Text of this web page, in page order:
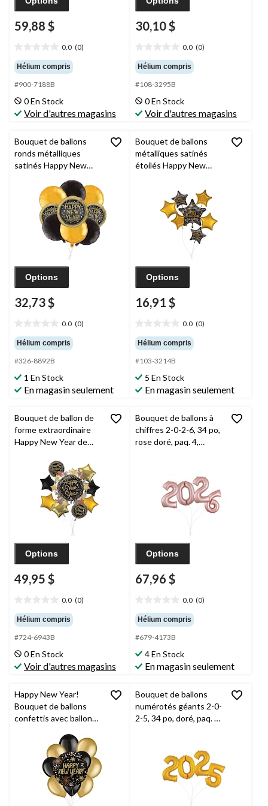
59,88 $
0.0 (0)
étoile(s)
sur
5.
Hélium compris
#900-7188B
0 En Stock
Voir d'autres magasins
30,10 $
0.0 (0)
étoile(s)
sur
5.
Hélium compris
#108-3295B
0 En Stock
Voir d'autres magasins
Bouquet de ballons
ronds métalliques
satinés Happy New
effet métallique,
doré/noir, paq. 9,
gonflage à l’hélium et
ruban inclus, pour veille
du jour de l’An
Options
32,73 $
0.0 (0)
étoile(s)
sur
5.
Hélium compris
#326-8892B
1 En Stock
En magasin seulement
Bouquet de ballons
métalliques satinés
étoilés Happy New
métalliques étoilés,
doré/noir, paq. 7,
gonflage à l’hélium et
ruban inclus, pour veille
Options
16,91 $
0.0 (0)
étoile(s)
sur
5.
Hélium compris
#103-3214B
5 En Stock
En magasin seulement
Bouquet de ballon de
forme extraordinaire
Happy New Year de
ballons en aluminium
noirs et dorés en forme
d'étoile, 9 pièces,
gonflage à l'hélium et
ruban inclus
Options
49,95 $
0.0 (0)
étoile(s)
sur
5.
Hélium compris
#724-6943B
0 En Stock
Voir d'autres magasins
Bouquet de ballons à
chiffres 2-0-2-6, 34 po,
rose doré, paq. 4,
veille du jour de l'An
Options
67,96 $
0.0 (0)
étoile(s)
sur
5.
Hélium compris
#679-4173B
4 En Stock
En magasin seulement
Happy New Year!
Bouquet de ballons
confettis avec ballons
argentés, 10 pièces,
gonflage à l'hélium et
ruban inclus
Bouquet de ballons
numérotés géants 2-0-
2-5, 34 po, doré, paq. 4,
veille du jour de l’An